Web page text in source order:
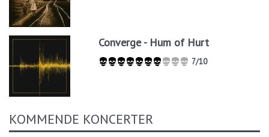
Converge - Hum of Hurt
7/10
KOMMENDE KONCERTER